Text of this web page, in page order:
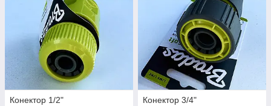
Конектор 1/2"
Конектор 3/4"